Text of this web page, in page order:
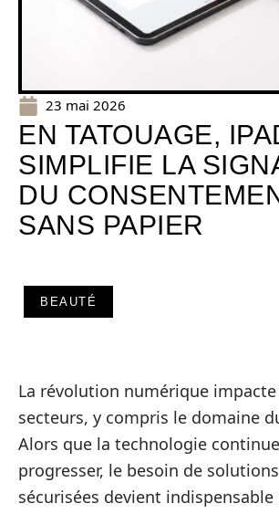
23 mai 2026
EN TATOUAGE,
SIMPLIFIE LA
DU
SANS PAPIER
BEAUTÉ
La révolution numérique
secteurs, y compris le domaine
Alors que la technologie
progresser, le besoin de
sécurisées devient indispensable